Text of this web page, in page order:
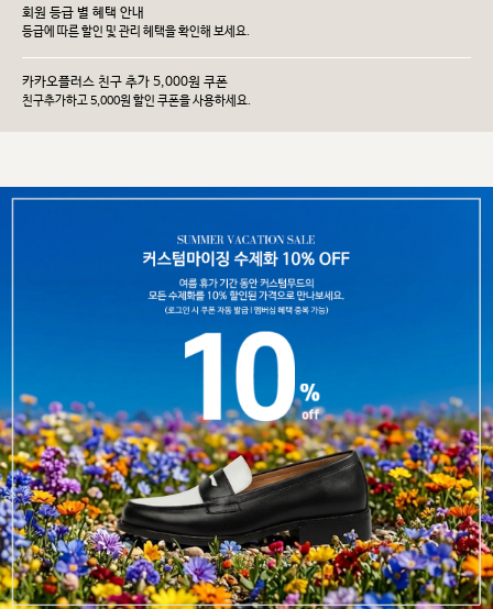
회원 등급 별 혜택 안내
등급에 따른 할인 및 관리 헤택을 확인해 보세요.
카카오플러스 친구 추가 5,000원 쿠폰
친구추가하고 5,000원 할인 쿠폰을 사용하세요.